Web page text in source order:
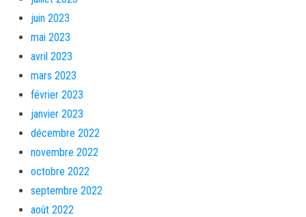
juin 2023
mai 2023
avril 2023
mars 2023
février 2023
janvier 2023
décembre 2022
novembre 2022
octobre 2022
septembre 2022
août 2022